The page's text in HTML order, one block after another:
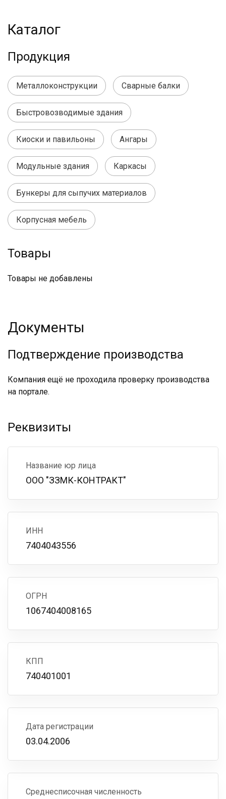
Каталог
Продукция
Металлоконструкции Сварные балки
Быстровозводимые здания
Киоски и павильоны Ангары
Модульные здания Каркасы
Бункеры для сыпучих материалов
Корпусная мебель
Товары
Товары не добавлены
Документы
Подтверждение производства
Компания ещё не проходила проверку производства
на портале.
Реквизиты
Название юр лица
ООО "ЗЗМК-КОНТРАКТ"
ИНН
7404043556
ОГРН
1067404008165
КПП
740401001
Дата регистрации
03.04.2006
Среднесписочная численность